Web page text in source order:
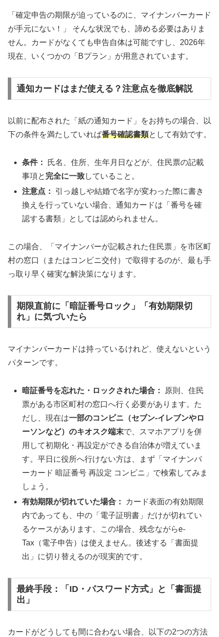
「確定申告の期限が迫っているのに、マイナンバーカード
が手元にない！」 そんな状況でも、諦める必要はありま
せん。カードがなくても申告自体は可能ですし、2026年
現在、いくつかの「Bプラン」が用意されています。
通知カードはまだ使える？注意点を徹底解説
以前に配布された「紙の通知カード」をお持ちの場合、以
下の条件を満たしていれば番号確認書類として有効です。
条件：
氏名、住所、生年月日などが、住民票の記載
事項と 完全に一致していること。
注意点：
引っ越しや結婚で名字が変わった際に書き
換えを行っていない場合、通知カードは「番号を確
認する書類」としては認められません。
この場合、「マイナンバーが記載された住民票」を市区町
村の窓口（またはコンビニ交付）で取得するのが、最も手
っ取り早く確実な解決策になります。
期限直前に「暗証番号ロック」「有効期限切
れ」に気づいたら
マイナンバーカードは持っているけれど、使えないという
パターンです。
暗証番号を忘れた・ロックされた場合：
原則、住民
票がある市区町村の窓口へ行く必要があります。た
だし、現在は一部のコンビニ（セブン-イレブンやロ
ーソンなど）のキオスク端末で、スマホアプリを併
用して初期化・再設定ができる自治体が増えていま
す。平日に役所へ行けない方は、まず「マイナンバ
ーカード 暗証番号 再設定 コンビニ」で検索してみま
しょう。
有効期限が切れていた場合：
カード表面の有効期限
内であっても、中の「電子証明書」だけが切れてい
るケースがあります。この場合、残念ながらe-
Tax（電子申告）は使えません。後述する「書面提
出」に切り替えるのが現実的です。
最終手段：「ID・パスワード方式」と「書面提
出」
カードがどうしても間に合わない場合、以下の2つの方法